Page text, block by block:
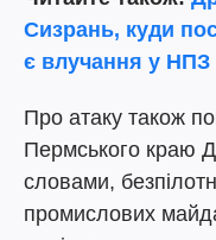
Сизрань, куди
є влучання у НПЗ
Про атаку також
Пермського краю
словами,
промислових